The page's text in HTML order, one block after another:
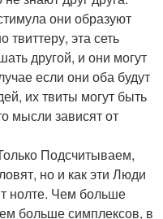
они образуют
эта сеть
другой, и они могут
если они оба будут
их твиты могут быть
мысли зависят от
Подсчитываем,
но и как эти Люди
нолте. Чем больше
больше симплексов, в